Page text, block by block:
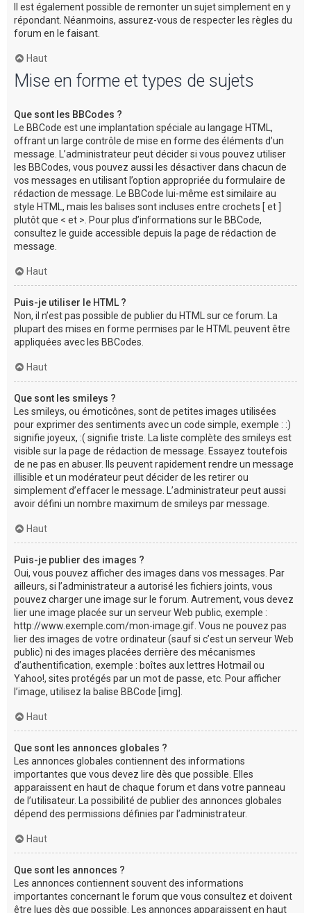
Il est également possible de remonter un sujet simplement en y
répondant. Néanmoins, assurez-vous de respecter les règles du
forum en le faisant.
Haut
Mise en forme et types de sujets
Que sont les BBCodes ?
Le BBCode est une implantation spéciale au langage HTML,
offrant un large contrôle de mise en forme des éléments d’un
message. L’administrateur peut décider si vous pouvez utiliser
les BBCodes, vous pouvez aussi les désactiver dans chacun de
vos messages en utilisant l’option appropriée du formulaire de
rédaction de message. Le BBCode lui-même est similaire au
style HTML, mais les balises sont incluses entre crochets [ et ]
plutôt que < et >. Pour plus d’informations sur le BBCode,
consultez le guide accessible depuis la page de rédaction de
message.
Haut
Puis-je utiliser le HTML ?
Non, il n’est pas possible de publier du HTML sur ce forum. La
plupart des mises en forme permises par le HTML peuvent être
appliquées avec les BBCodes.
Haut
Que sont les smileys ?
Les smileys, ou émoticônes, sont de petites images utilisées
pour exprimer des sentiments avec un code simple, exemple : :)
signifie joyeux, :( signifie triste. La liste complète des smileys est
visible sur la page de rédaction de message. Essayez toutefois
de ne pas en abuser. Ils peuvent rapidement rendre un message
illisible et un modérateur peut décider de les retirer ou
simplement d’effacer le message. L’administrateur peut aussi
avoir défini un nombre maximum de smileys par message.
Haut
Puis-je publier des images ?
Oui, vous pouvez afficher des images dans vos messages. Par
ailleurs, si l’administrateur a autorisé les fichiers joints, vous
pouvez charger une image sur le forum. Autrement, vous devez
lier une image placée sur un serveur Web public, exemple :
http://www.exemple.com/mon-image.gif. Vous ne pouvez pas
lier des images de votre ordinateur (sauf si c’est un serveur Web
public) ni des images placées derrière des mécanismes
d’authentification, exemple : boîtes aux lettres Hotmail ou
Yahoo!, sites protégés par un mot de passe, etc. Pour afficher
l’image, utilisez la balise BBCode [img].
Haut
Que sont les annonces globales ?
Les annonces globales contiennent des informations
importantes que vous devez lire dès que possible. Elles
apparaissent en haut de chaque forum et dans votre panneau
de l’utilisateur. La possibilité de publier des annonces globales
dépend des permissions définies par l’administrateur.
Haut
Que sont les annonces ?
Les annonces contiennent souvent des informations
importantes concernant le forum que vous consultez et doivent
être lues dès que possible. Les annonces apparaissent en haut